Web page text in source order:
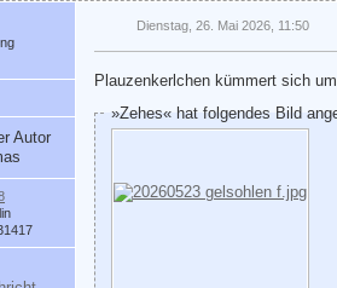
Dienstag, 26. Mai 2026, 11:50
Plauzenkerlchen kümmert sich
»Zehes« hat folgendes Bild